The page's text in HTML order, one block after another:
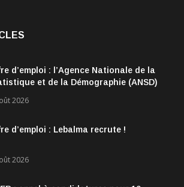
d’emploi : l’Agence Nationale de la
et de la Démographie (ANSD)
2026
d’emploi : Lebalma recrute !
2026